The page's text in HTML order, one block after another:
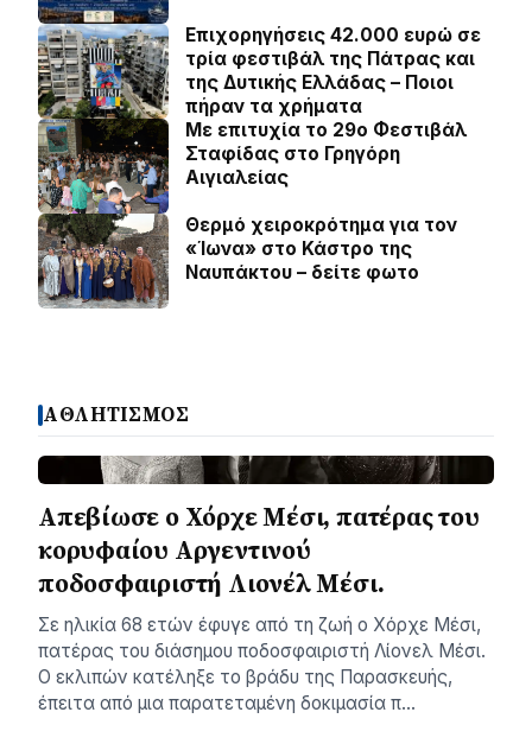
Επιχορηγήσεις 42.000 ευρώ σε
τρία φεστιβάλ της Πάτρας και
της Δυτικής Ελλάδας – Ποιοι
πήραν τα χρήματα
Με επιτυχία το 29ο Φεστιβάλ
Σταφίδας στο Γρηγόρη
Aιγιαλείας
Θερμό χειροκρότημα για τον
«Ίωνα» στο Κάστρο της
Ναυπάκτου – δείτε φωτο
ΑΘΛΗΤΙΣΜΟΣ
Απεβίωσε ο Χόρχε Μέσι, πατέρας του
κορυφαίου Αργεντινού
ποδοσφαιριστή Λιονέλ Μέσι.
Σε ηλικία 68 ετών έφυγε από τη ζωή ο Χόρχε Μέσι,
πατέρας του διάσημου ποδοσφαιριστή Λίονελ Μέσι.
Ο εκλιπών κατέληξε το βράδυ της Παρασκευής,
έπειτα από μια παρατεταμένη δοκιμασία π…